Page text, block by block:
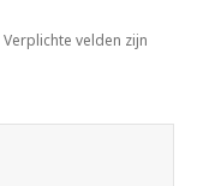
Verplichte velden zijn